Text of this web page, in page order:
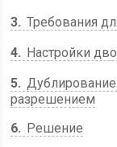
3 Требования
4
Настройки
5
разрешением
6
Решение